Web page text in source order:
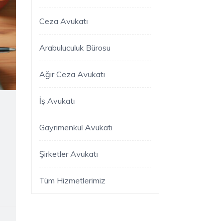
Ceza Avukatı
Arabuluculuk Bürosu
Ağır Ceza Avukatı
İş Avukatı
Gayrimenkul Avukatı
Şirketler Avukatı
Tüm Hizmetlerimiz